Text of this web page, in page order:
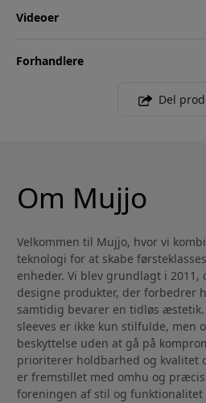
Videoer
Forhandlere
Del
Om Mujjo
Velkommen til Mujjo, hvor vi
teknologi for at skabe
enheder. Vi blev grundlagt i 2011,
designe produkter, der forbedrer
samtidig bevarer en tidløs
sleeves er ikke kun stilfulde, men
beskyttelse uden at gå på
prioriterer holdbarhed og kvalitet
er fremstillet med omhu og
foreningen af stil og funktionalitet